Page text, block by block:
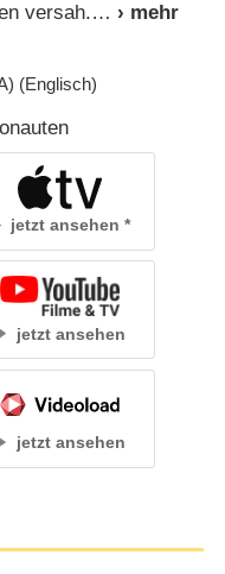
versah.
(Englisch)
jetzt ansehen
jetzt ansehen
jetzt ansehen